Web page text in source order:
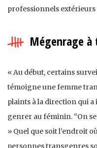
professionnels extérieurs
Mégenrage à
« Au début, certains
témoigne une femme
plaints à la direction qui
genrer au féminin. “On
» Quel que soit l’endroit
personnes transgenres